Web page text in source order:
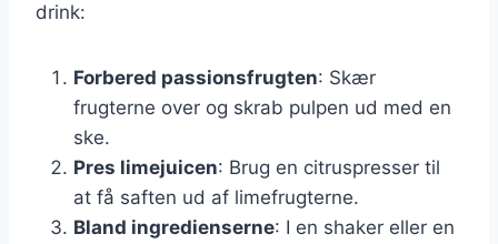
drink:
Forbered passionsfrugten: Skær
frugterne over og skrab pulpen ud med en
ske.
Pres limejuicen: Brug en citruspresser til
at få saften ud af limefrugterne.
Bland ingredienserne: I en shaker eller en